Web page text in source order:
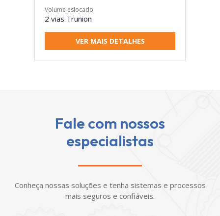
Volume eslocado
2 vias Trunion
VER MAIS DETALHES
Fale com nossos
especialistas
Conheça nossas soluções e tenha sistemas e processos
mais seguros e confiáveis.